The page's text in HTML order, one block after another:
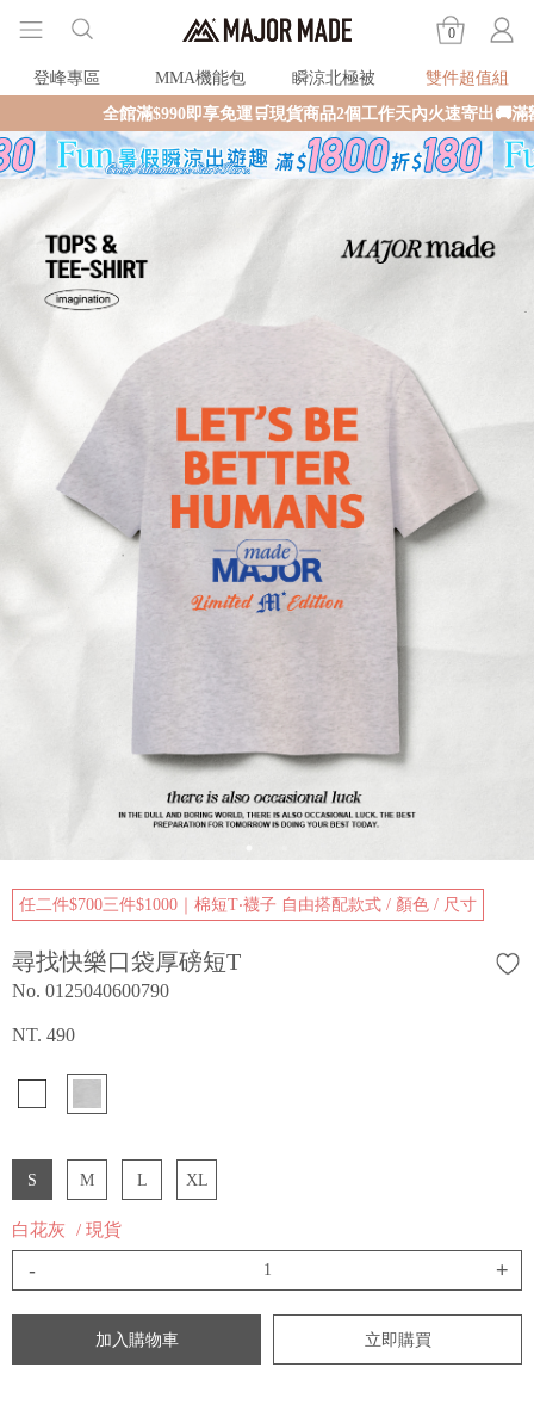
0
登峰專區 MMA機能包 瞬涼北極被
雙件超值組
館滿$990即享免運🛒現貨商品2個工作天內火速寄出🚚滿額再送限量好
任二件$700三件$1000｜棉短T‧襪子 自由搭配款式 / 顏色 / 尺寸
尋找快樂口袋厚磅短T
No. 0125040600790
NT. 490
S M L XL
白花灰 / 現貨
- +
加入購物車 立即購買